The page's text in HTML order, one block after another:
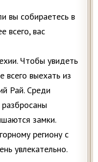
вы собираетесь в
всего, вас
Чтобы увидеть
всего выехать из
Рай. Среди
замки.
региону с
увлекательно.